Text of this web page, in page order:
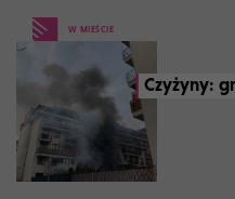
W MIEŚCIE
Czyżyny: